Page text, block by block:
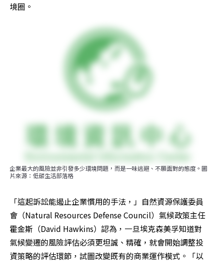
境圈。
企業最大的風險並非引發多少環境問題，而是一味逃避、不願面對的態度。圖
片來源：低碳生活部落格
「這起訴訟能遏止企業慣用的手法，」自然資源保護委員
會（Natural Resources Defense Council）氣候政策主任
霍金斯（David Hawkins）認為，一旦埃克森美孚知道對
氣候變遷的風險評估必須更坦誠、精確，就會開始調整投
資策略的評估環節，試圖改變既有的商業運作模式。「以